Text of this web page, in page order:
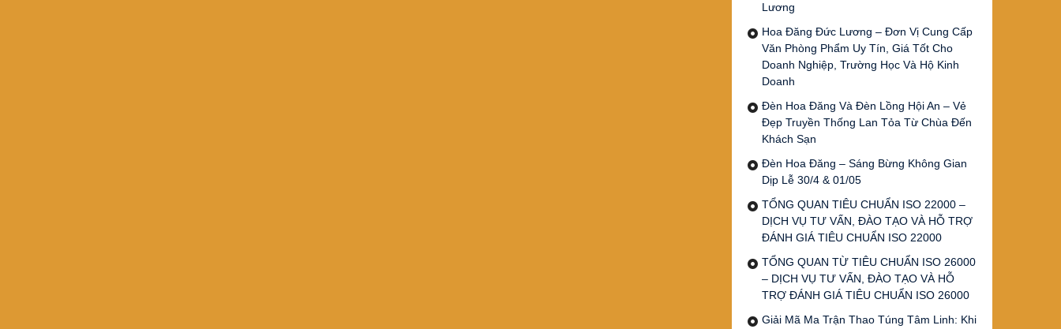
Lương
Hoa Đăng Đức Lương – Đơn Vị Cung Cấp
Văn Phòng Phẩm Uy Tín, Giá Tốt Cho
Doanh Nghiệp, Trường Học Và Hộ Kinh
Doanh
Đèn Hoa Đăng Và Đèn Lồng Hội An – Vẻ
Đẹp Truyền Thống Lan Tỏa Từ Chùa Đến
Khách Sạn
Đèn Hoa Đăng – Sáng Bừng Không Gian
Dịp Lễ 30/4 & 01/05
TỔNG QUAN TIÊU CHUẨN ISO 22000 –
DỊCH VỤ TƯ VẤN, ĐÀO TẠO VÀ HỖ TRỢ
ĐÁNH GIÁ TIÊU CHUẨN ISO 22000
TỔNG QUAN TỪ TIÊU CHUẨN ISO 26000
– DỊCH VỤ TƯ VẤN, ĐÀO TẠO VÀ HỖ
TRỢ ĐÁNH GIÁ TIÊU CHUẨN ISO 26000
Giải Mã Ma Trận Thao Túng Tâm Linh: Khi